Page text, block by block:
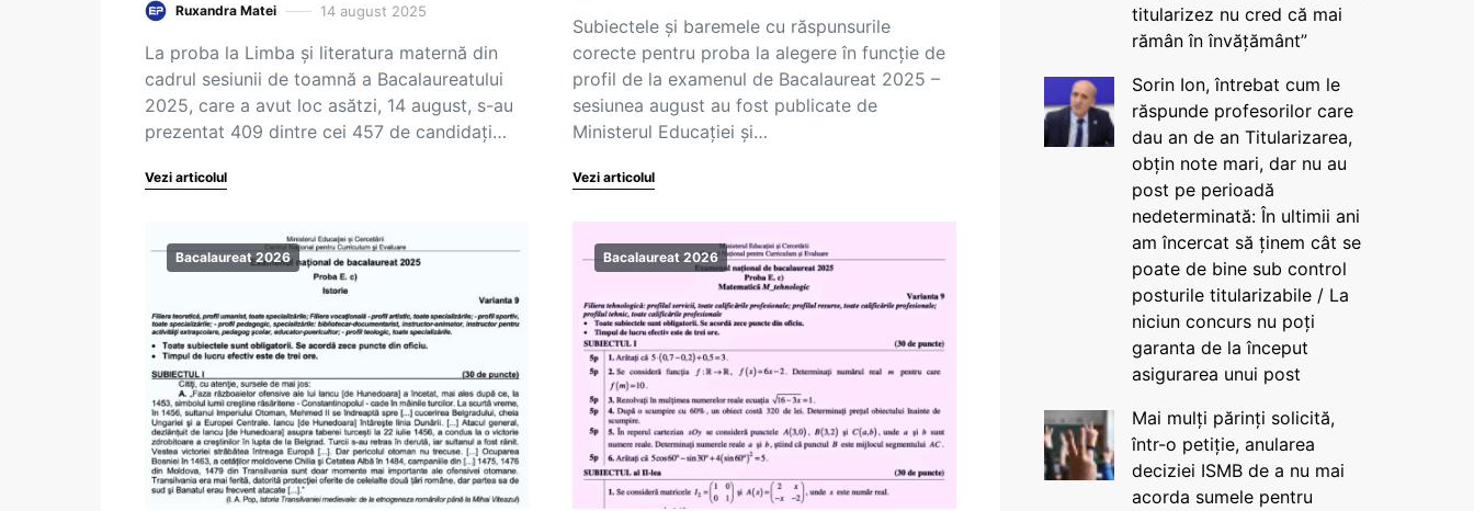
Ruxandra Matei 14 august 2025
La proba la Limba și literatura maternă din
cadrul sesiunii de toamnă a Bacalaureatului
2025, care a avut loc asătzi, 14 august, s-au
prezentat 409 dintre cei 457 de candidați…
Vezi articolul
Subiectele și baremele cu răspunsurile
corecte pentru proba la alegere în funcție de
profil de la examenul de Bacalaureat 2025 –
sesiunea august au fost publicate de
Ministerul Educației și…
Vezi articolul
Bacalaureat 2026 Bacalaureat 2026
titularizez nu cred că mai
rămân în învățământ”
Sorin Ion, întrebat cum le
răspunde profesorilor care
dau an de an Titularizarea,
obțin note mari, dar nu au
post pe perioadă
nedeterminată: În ultimii ani
am încercat să ținem cât se
poate de bine sub control
posturile titularizabile / La
niciun concurs nu poți
garanta de la început
asigurarea unui post
Mai mulți părinți solicită,
într-o petiție, anularea
deciziei ISMB de a nu mai
acorda sumele pentru